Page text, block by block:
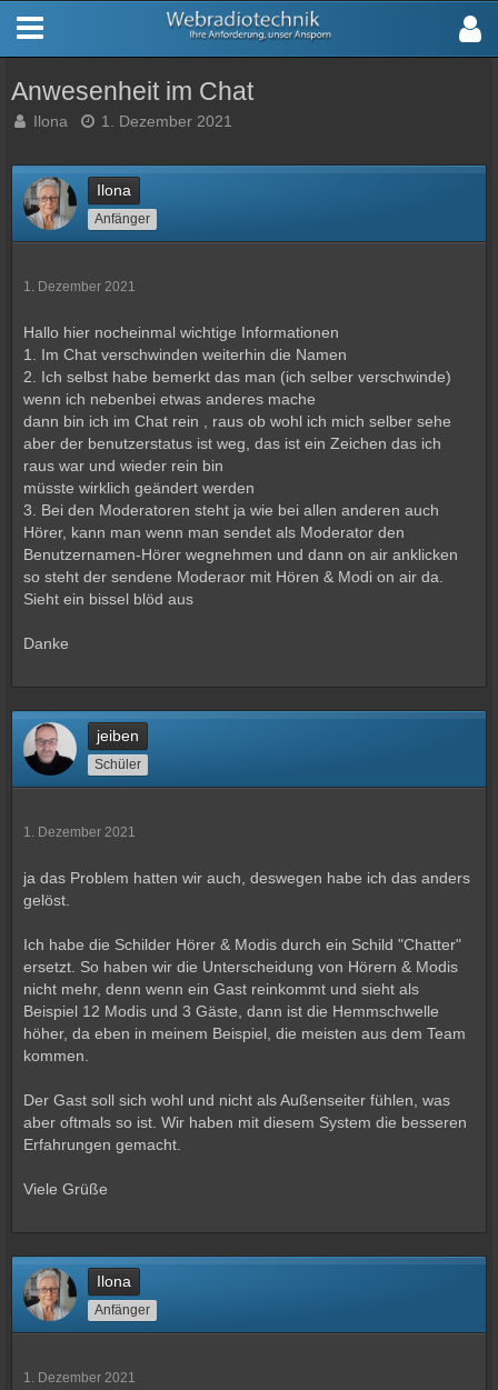
Anwesenheit im Chat
Ilona 1. Dezember 2021
Ilona
Anfänger
1. Dezember 2021
Hallo hier nocheinmal wichtige Informationen
1. Im Chat verschwinden weiterhin die Namen
2. Ich selbst habe bemerkt das man (ich selber verschwinde)
wenn ich nebenbei etwas anderes mache
dann bin ich im Chat rein , raus ob wohl ich mich selber sehe
aber der benutzerstatus ist weg, das ist ein Zeichen das ich
raus war und wieder rein bin
müsste wirklich geändert werden
3. Bei den Moderatoren steht ja wie bei allen anderen auch
Hörer, kann man wenn man sendet als Moderator den
Benutzernamen-Hörer wegnehmen und dann on air anklicken
so steht der sendene Moderaor mit Hören & Modi on air da.
Sieht ein bissel blöd aus
Danke
jeiben
Schüler
1. Dezember 2021
ja das Problem hatten wir auch, deswegen habe ich das anders
gelöst.
Ich habe die Schilder Hörer & Modis durch ein Schild "Chatter"
ersetzt. So haben wir die Unterscheidung von Hörern & Modis
nicht mehr, denn wenn ein Gast reinkommt und sieht als
Beispiel 12 Modis und 3 Gäste, dann ist die Hemmschwelle
höher, da eben in meinem Beispiel, die meisten aus dem Team
kommen.
Der Gast soll sich wohl und nicht als Außenseiter fühlen, was
aber oftmals so ist. Wir haben mit diesem System die besseren
Erfahrungen gemacht.
Viele Grüße
Ilona
Anfänger
1. Dezember 2021